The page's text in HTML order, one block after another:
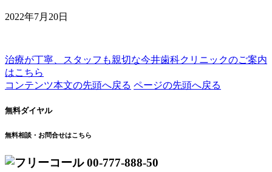
2022年7月20日
治療が丁寧、スタッフも親切な今井歯科クリニックのご案内
はこちら
コンテンツ本文の先頭へ戻る ページの先頭へ戻る
無料ダイヤル
無料相談・お問合せはこちら
00-777-888-50